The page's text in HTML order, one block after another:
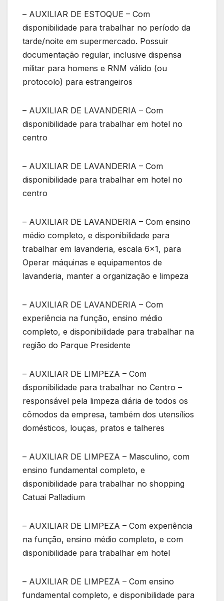
– AUXILIAR DE ESTOQUE – Com
disponibilidade para trabalhar no período da
tarde/noite em supermercado. Possuir
documentação regular, inclusive dispensa
militar para homens e RNM válido (ou
protocolo) para estrangeiros
– AUXILIAR DE LAVANDERIA – Com
disponibilidade para trabalhar em hotel no
centro
– AUXILIAR DE LAVANDERIA – Com
disponibilidade para trabalhar em hotel no
centro
– AUXILIAR DE LAVANDERIA – Com ensino
médio completo, e disponibilidade para
trabalhar em lavanderia, escala 6×1, para
Operar máquinas e equipamentos de
lavanderia, manter a organização e limpeza
– AUXILIAR DE LAVANDERIA – Com
experiência na função, ensino médio
completo, e disponibilidade para trabalhar na
região do Parque Presidente
– AUXILIAR DE LIMPEZA – Com
disponibilidade para trabalhar no Centro –
responsável pela limpeza diária de todos os
cômodos da empresa, também dos utensílios
domésticos, louças, pratos e talheres
– AUXILIAR DE LIMPEZA – Masculino, com
ensino fundamental completo, e
disponibilidade para trabalhar no shopping
Catuai Palladium
– AUXILIAR DE LIMPEZA – Com experiência
na função, ensino médio completo, e com
disponibilidade para trabalhar em hotel
– AUXILIAR DE LIMPEZA – Com ensino
fundamental completo, e disponibilidade para